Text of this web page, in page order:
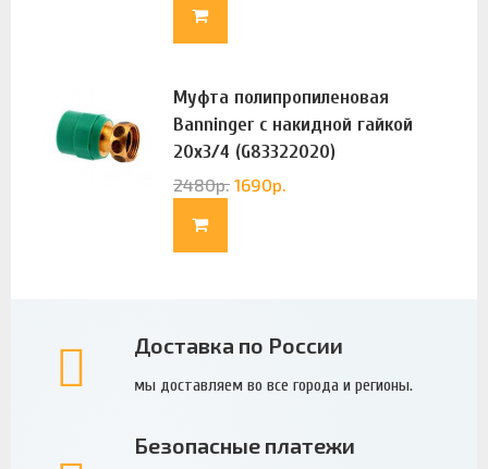
Муфта полипропиленовая
Banninger с накидной гайкой
20х3/4 (G83322020)
2480р. 1690р.
Доставка по России
мы доставляем во все города и регионы.
Безопасные платежи